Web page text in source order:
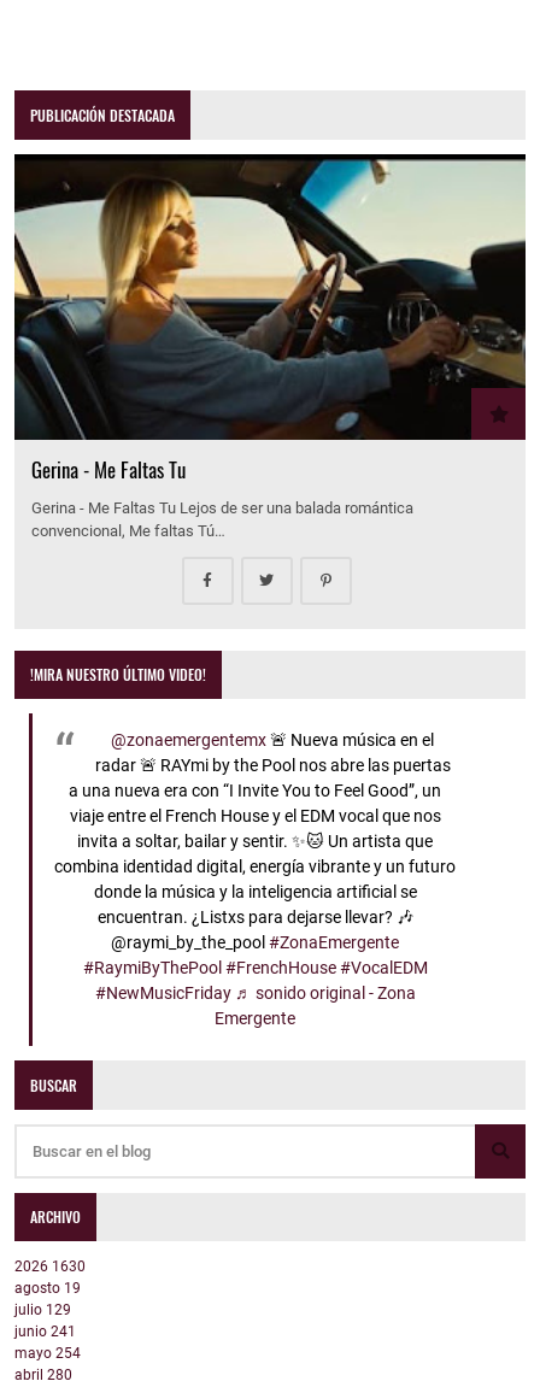
PUBLICACIÓN DESTACADA
Gerina - Me Faltas Tu
Gerina - Me Faltas Tu Lejos de ser una balada romántica
convencional, Me faltas Tú…
!MIRA NUESTRO ÚLTIMO VIDEO!
@zonaemergentemx🚨 Nueva música en el
radar 🚨 RAYmi by the Pool nos abre las puertas
a una nueva era con “I Invite You to Feel Good”, un
viaje entre el French House y el EDM vocal que nos
invita a soltar, bailar y sentir. ✨🐱 Un artista que
combina identidad digital, energía vibrante y un futuro
donde la música y la inteligencia artificial se
encuentran. ¿Listxs para dejarse llevar? 🎶
@raymi_by_the_pool#ZonaEmergente
#RaymiByThePool #FrenchHouse #VocalEDM
#NewMusicFriday ♬ sonido original - Zona
Emergente
BUSCAR
ARCHIVO
2026 1630
agosto 19
julio 129
junio 241
mayo 254
abril 280